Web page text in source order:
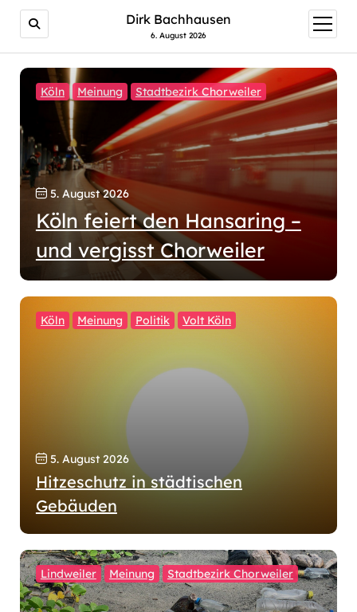
Dirk Bachhausen
6. August 2026
Menü
öffnen
Köln Meinung Stadtbezirk Chorweiler
5. August 2026
Köln feiert den Hansaring –
und vergisst Chorweiler
Köln Meinung Politik Volt Köln
5. August 2026
Hitzeschutz in städtischen
Gebäuden
Lindweiler Meinung Stadtbezirk Chorweiler